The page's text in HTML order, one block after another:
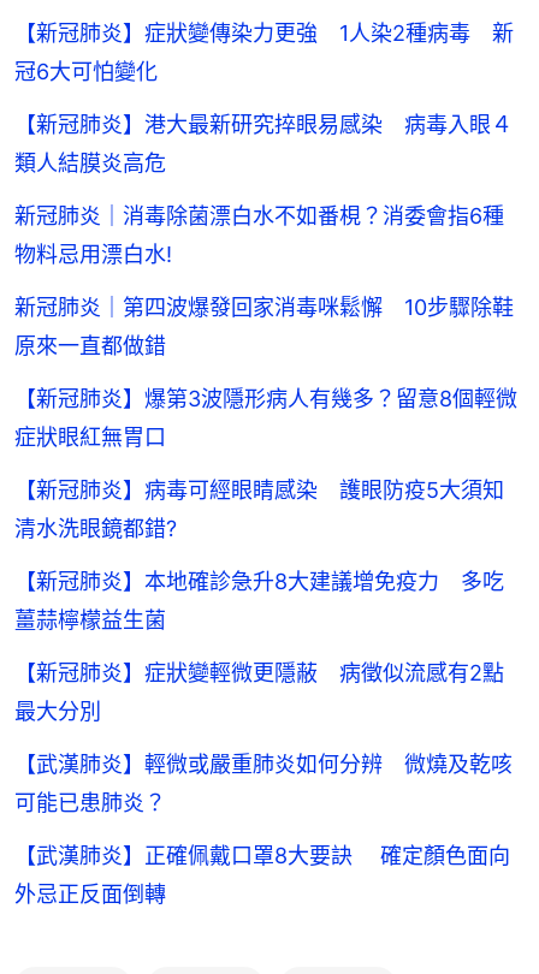
【新冠肺炎】症狀變傳染力更強 1人染2種病毒 新
冠6大可怕變化
【新冠肺炎】港大最新研究捽眼易感染 病毒入眼４
類人結膜炎高危
新冠肺炎｜消毒除菌漂白水不如番梘？消委會指6種
物料忌用漂白水!
新冠肺炎｜第四波爆發回家消毒咪鬆懈 10步驟除鞋
原來一直都做錯
【新冠肺炎】爆第3波隱形病人有幾多？留意8個輕微
症狀眼紅無胃口
【新冠肺炎】病毒可經眼睛感染 護眼防疫5大須知
清水洗眼鏡都錯?
【新冠肺炎】本地確診急升8大建議增免疫力 多吃
薑蒜檸檬益生菌
【新冠肺炎】症狀變輕微更隱蔽 病徵似流感有2點
最大分別
【武漢肺炎】輕微或嚴重肺炎如何分辨 微燒及乾咳
可能已患肺炎？
【武漢肺炎】正確佩戴口罩8大要訣 確定顏色面向
外忌正反面倒轉